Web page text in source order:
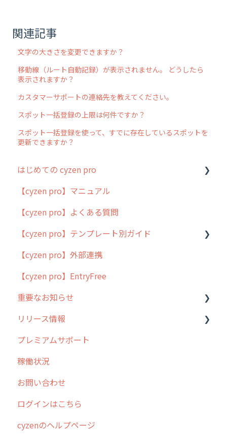
関連記事
文字の大きさを変更できますか？
移動線（ルート自動記録）が表示されません。 どうしたら
表示されますか？
カスタマーサポートの連絡先を教えてください。
スポット一括登録の上限は何件ですか？
スポット一括登録を使って、すでに存在しているスポットを
更新できますか？
はじめての cyzen pro
cyzen pro とは？
簡易マニュアル
cyzen proの位置情報取得について
用語集
よくある質問
【cyzen pro】マニュアル
【cyzen pro】よくある質問
【cyzen pro】テンプレート別ガイド
ポスティング
ラウンダー
メンテナンス
外廻り営業
清掃
不動産
【cyzen pro】外部連携
【cyzen pro】EntryFree
重要なお知らせ
過去の重要なお知らせ
障害情報
リリース情報
リリース
2026年のリリース情報
2025年のリリース情報
2024年のリリース情報
2023年のリリース情報
プレミアムサポート
稼働状況
お問い合わせ
ログインはこちら
cyzenのヘルプページ